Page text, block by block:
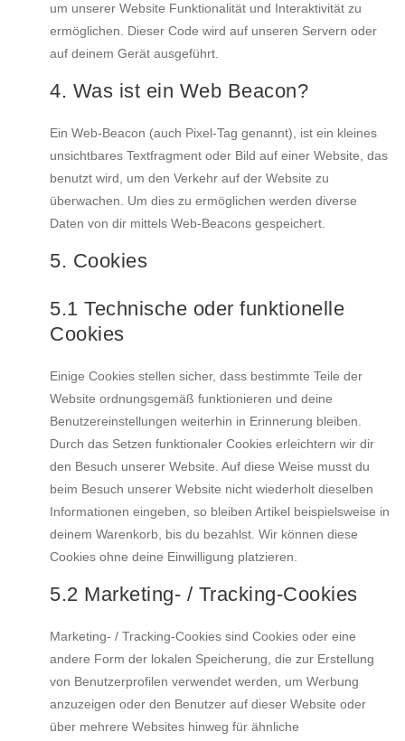
um unserer Website Funktionalität und Interaktivität zu
ermöglichen. Dieser Code wird auf unseren Servern oder
auf deinem Gerät ausgeführt.
4. Was ist ein Web Beacon?
Ein Web-Beacon (auch Pixel-Tag genannt), ist ein kleines
unsichtbares Textfragment oder Bild auf einer Website, das
benutzt wird, um den Verkehr auf der Website zu
überwachen. Um dies zu ermöglichen werden diverse
Daten von dir mittels Web-Beacons gespeichert.
5. Cookies
5.1 Technische oder funktionelle
Cookies
Einige Cookies stellen sicher, dass bestimmte Teile der
Website ordnungsgemäß funktionieren und deine
Benutzereinstellungen weiterhin in Erinnerung bleiben.
Durch das Setzen funktionaler Cookies erleichtern wir dir
den Besuch unserer Website. Auf diese Weise musst du
beim Besuch unserer Website nicht wiederholt dieselben
Informationen eingeben, so bleiben Artikel beispielsweise in
deinem Warenkorb, bis du bezahlst. Wir können diese
Cookies ohne deine Einwilligung platzieren.
5.2 Marketing- / Tracking-Cookies
Marketing- / Tracking-Cookies sind Cookies oder eine
andere Form der lokalen Speicherung, die zur Erstellung
von Benutzerprofilen verwendet werden, um Werbung
anzuzeigen oder den Benutzer auf dieser Website oder
über mehrere Websites hinweg für ähnliche